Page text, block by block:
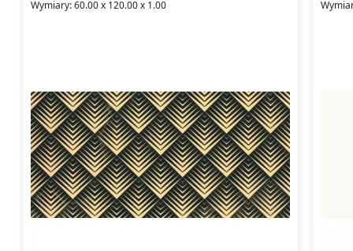
Wymiary: 60.00 x 120.00 x 1.00